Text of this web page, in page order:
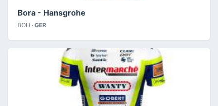
Bora - Hansgrohe
BOH · GER